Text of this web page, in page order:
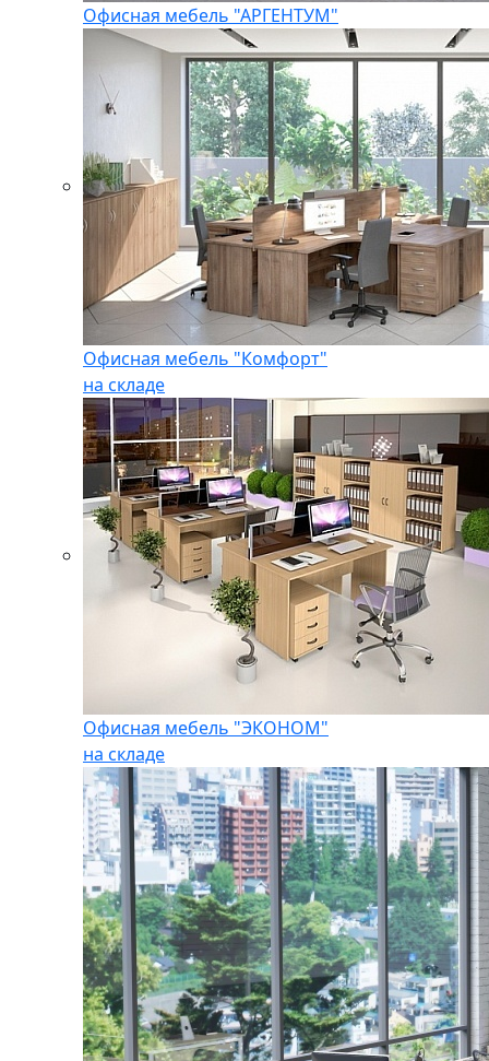
Офисная мебель "АРГЕНТУМ"
Офисная мебель "Комфорт"
на складе
Офисная мебель "ЭКОНОМ"
на складе